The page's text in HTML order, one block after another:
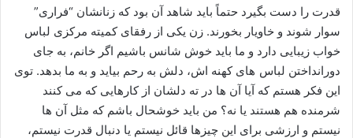
قدرت را دست بگیرد حتماً باید شاهد آن بود که زنانشان “فراری”
سوار شوند و خاویار بخورند. زن یکی از رفقای کمیته مرکزی لباس
خواب زیبایی دارد و ما باید خوش شانس باشیم اگر خانم، به جای
دورانداختن لباس های کهنه‌ اش، دلش به رحم بیاید و به ما بدهد. توی
این فکر هستم که آیا آن ها در ته دلشان از کارهایی که می کنند
شرمنده هم هستند یا نه؟ من باید خوشحال باشم که مثل آن ها
نیستم و ارزشی برای این چیزها قائل نیستم یا دنبال قدرت نیستم،